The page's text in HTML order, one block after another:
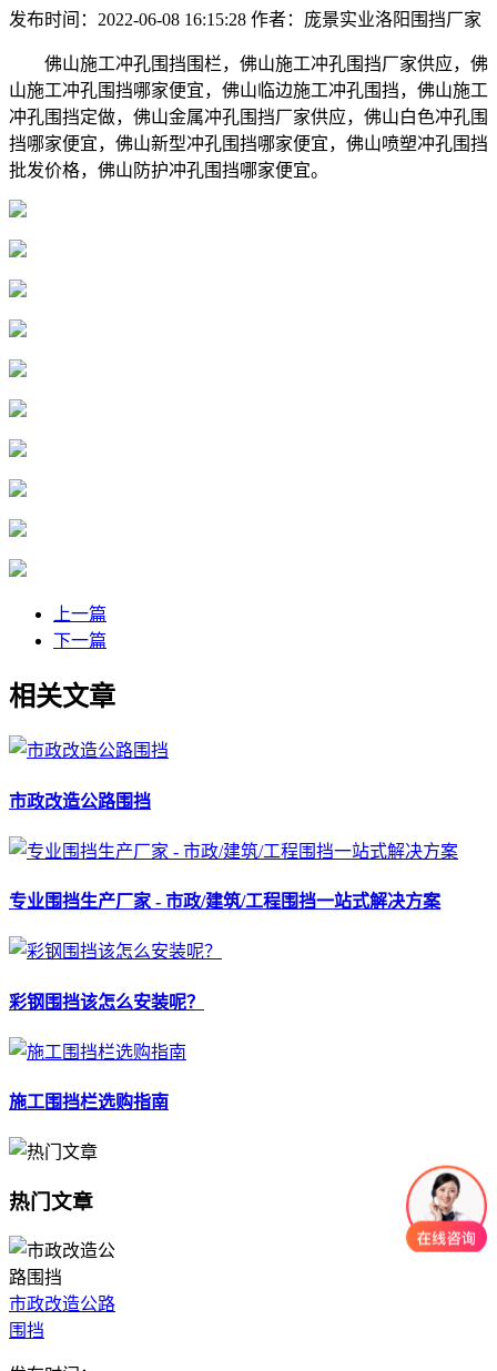
发布时间：2022-06-08 16:15:28 作者：庞景实业洛阳围挡厂家
佛山施工冲孔围挡围栏，佛山施工冲孔围挡厂家供应，佛
山施工冲孔围挡哪家便宜，佛山临边施工冲孔围挡，佛山施工
冲孔围挡定做，佛山金属冲孔围挡厂家供应，佛山白色冲孔围
挡哪家便宜，佛山新型冲孔围挡哪家便宜，佛山喷塑冲孔围挡
批发价格，佛山防护冲孔围挡哪家便宜。
上一篇
下一篇
相关文章
市政改造公路围挡
专业围挡生产厂家 - 市政/建筑/工程围挡一站式解决方案
彩钢围挡该怎么安装呢？
施工围挡栏选购指南
热门文章
市政改造公路
围挡